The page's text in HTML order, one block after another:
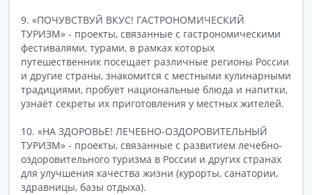
9. «ПОЧУВСТВУЙ ВКУС! ГАСТРОНОМИЧЕСКИЙ
ТУРИЗМ» - проекты, связанные с гастрономическими
фестивалями, турами, в рамках которых
путешественник посещает различные регионы России
и другие страны, знакомится с местными кулинарными
традициями, пробует национальные блюда и напитки,
узнаёт секреты их приготовления у местных жителей.
10. «НА ЗДОРОВЬЕ! ЛЕЧЕБНО-ОЗДОРОВИТЕЛЬНЫЙ
ТУРИЗМ» - проекты, связанные с развитием лечебно-
оздоровительного туризма в России и других странах
для улучшения качества жизни (курорты, санатории,
здравницы, базы отдыха).